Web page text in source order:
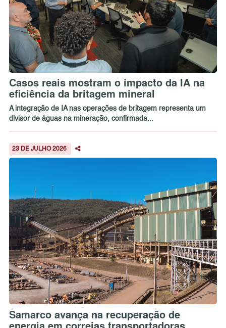
Casos reais mostram o impacto da IA na
eficiência da britagem mineral
A integração de IA nas operações de britagem representa um
divisor de águas na mineração, confirmada...
23 DE JULHO 2026
Samarco avança na recuperação de